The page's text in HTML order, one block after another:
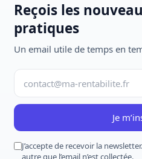
Reçois les
pratiques
Un email utile de temps en
Je
J’accepte de recevoir la
autre que l’email n’est collectée.